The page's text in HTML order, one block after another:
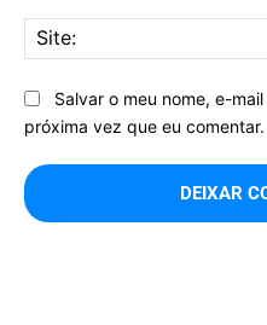
Salvar o meu nome, e-
próxima vez que eu comentar.